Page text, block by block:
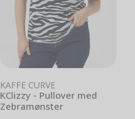
Vælg muligheder
KAFFE CURVE
KClizzy - Pullover med
Zebramønster